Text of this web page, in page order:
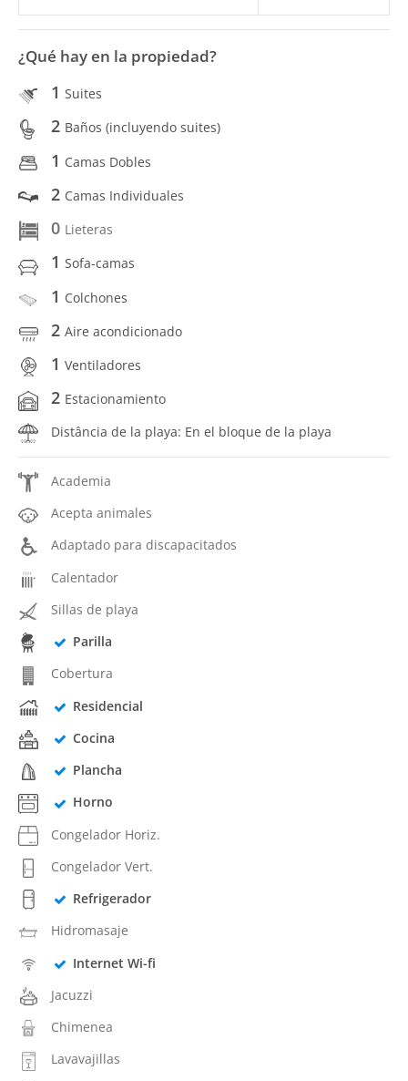
¿Qué hay en la propiedad?
1 Suites
2 Baños (incluyendo suites)
1 Camas Dobles
2 Camas Individuales
0 Lieteras
1 Sofa-camas
1 Colchones
2 Aire acondicionado
1 Ventiladores
2 Estacionamiento
Distância de la playa: En el bloque de la playa
Academia
Acepta animales
Adaptado para discapacitados
Calentador
Sillas de playa
Parilla
Cobertura
Residencial
Cocina
Plancha
Horno
Congelador Horiz.
Congelador Vert.
Refrigerador
Hidromasaje
Internet Wi-fi
Jacuzzi
Chimenea
Lavavajillas